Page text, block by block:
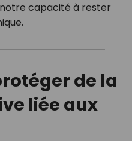
capacité à rester
de la
liée aux